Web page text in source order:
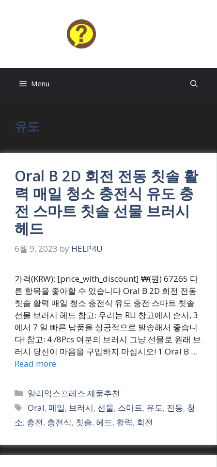
Menu
유도
Oral B 2D 회전 전동 칫솔 활
력 매일 청소 충전식 유도 충
전 스마트 칫솔 선물 브러시
헤드
6월 9, 2023 by HELP4U
가격(KRW): [price_with_discount] ₩(원) 67265 다
른 항목을 좋아할 수 있습니다 Oral B 2D 회전 전동
칫솔 활력 매일 청소 충전식 유도 충전 스마트 칫솔
선물 브러시 헤드 참고: 우리는 RU 창고에서 순서, 3
에서 7 일 빠른 납품을 성공적으로 발송해서 좋습니
다! 참고: 4 /8Pcs 여분의 브러시 그냥 선물로 원래 브
러시 당신이 마음을 구입하지 마십시오! 1.Oral B …
Read more
Categories
알리익스프레스 제품추천
Tags
Oral, 매일, 브러시, 선물, 스마트, 유도, 전동, 청
소, 충전, 충전식, 칫솔, 헤드, 활력, 회전